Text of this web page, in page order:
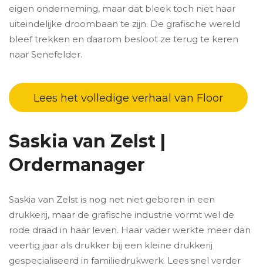
eigen onderneming, maar dat bleek toch niet haar
uiteindelijke droombaan te zijn. De grafische wereld
bleef trekken en daarom besloot ze terug te keren
naar Senefelder.
Lees het volledige verhaal van Floor
Saskia van Zelst |
Ordermanager
Saskia van Zelst is nog net niet geboren in een
drukkerij, maar de grafische industrie vormt wel de
rode draad in haar leven. Haar vader werkte meer dan
veertig jaar als drukker bij een kleine drukkerij
gespecialiseerd in familiedrukwerk. Lees snel verder